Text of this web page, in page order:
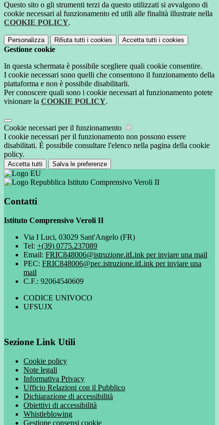
Questo sito o gli strumenti terzi da questo utilizzati si avvalgono di
cookie necessari al funzionamento ed utili alle finalità illustrate nella
COOKIE POLICY.
Personalizza Rifiuta tutti i cookies Accetta tutti i cookies
Gestione cookie
In questa schermata è possibile scegliere quali cookie consentire.
I cookie necessari sono quelli che consentono il funzionamento della
piattaforma e non è possibile disabilitarli.
Per conoscere quali sono i cookie necessari al funzionamento potete
visionare la COOKIE POLICY.
Cookie necessari per il funzionamento
I cookie necessari per il funzionamento non possono essere
disabilitati. È possibile consultare l'elenco nella pagina della cookie
policy.
Accetta tutti Salva le preferenze
Istituto Comprensivo Veroli II
Contatti
Istituto Comprensivo Veroli II
Via I Luci, 03029 Sant'Angelo (FR)
Tel: +(39) 0775.237089
Email: FRIC848006@istruzione.itLink per inviare una mail
PEC: FRIC848006@pec.istruzione.itLink per inviare una
mail
C.F.: 92064540609
CODICE UNIVOCO
UFSUJX
Sezione Link Utili
Cookie policy
Note legali
Informativa Privacy
Ufficio Relazioni con il Pubblico
Dichiarazione di accessibilità
Obiettivi di accessibilità
Whistleblowing
Gestione consensi cookie